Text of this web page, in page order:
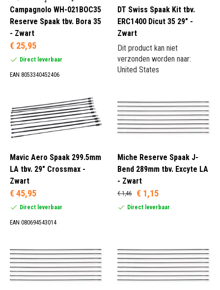
Campagnolo WH-021BOC35
Reserve Spaak tbv. Bora 35
- Zwart
€ 25,95
Direct leverbaar
EAN 8053340452406
DT Swiss Spaak Kit tbv.
ERC1400 Dicut 35 29" -
Zwart
Dit product kan niet
verzonden worden naar:
United States
Mavic Aero Spaak 299.5mm
LA tbv. 29" Crossmax -
Zwart
€ 45,95
Direct leverbaar
EAN 080694543014
Miche Reserve Spaak J-
Bend 289mm tbv. Excyte LA
- Zwart
€ 1,46 € 1,15
Direct leverbaar